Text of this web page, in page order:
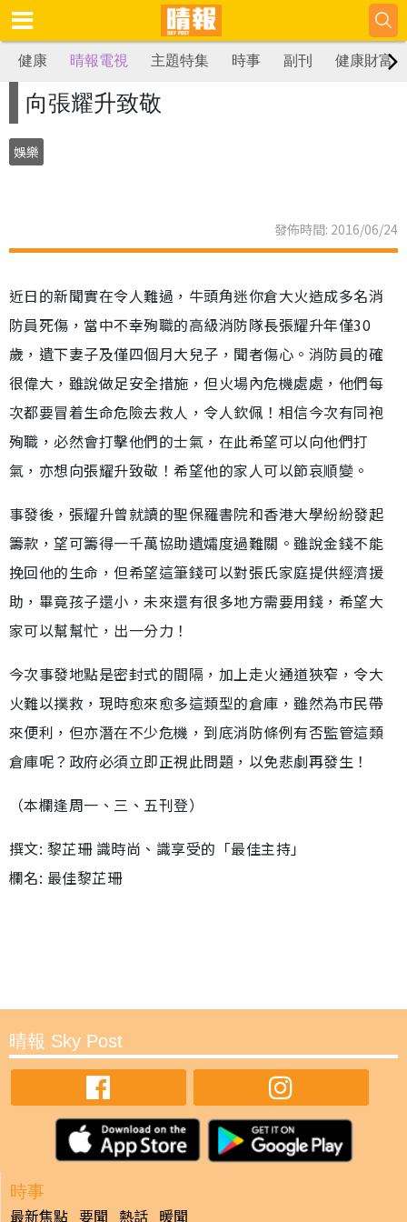
健康 晴報電視 主題特集 時事 副刊 健康財富
向張耀升致敬
娛樂
發佈時間: 2016/06/24
近日的新聞實在令人難過，牛頭角迷你倉大火造成多名消
防員死傷，當中不幸殉職的高級消防隊長張耀升年僅30
歲，遺下妻子及僅四個月大兒子，聞者傷心。消防員的確
很偉大，雖說做足安全措施，但火場內危機處處，他們每
次都要冒着生命危險去救人，令人欽佩！相信今次有同袍
殉職，必然會打擊他們的士氣，在此希望可以向他們打
氣，亦想向張耀升致敬！希望他的家人可以節哀順變。
事發後，張耀升曾就讀的聖保羅書院和香港大學紛紛發起
籌款，望可籌得一千萬協助遺孀度過難關。雖說金錢不能
挽回他的生命，但希望這筆錢可以對張氏家庭提供經濟援
助，畢竟孩子還小，未來還有很多地方需要用錢，希望大
家可以幫幫忙，出一分力！
今次事發地點是密封式的間隔，加上走火通道狹窄，令大
火難以撲救，現時愈來愈多這類型的倉庫，雖然為市民帶
來便利，但亦潛在不少危機，到底消防條例有否監管這類
倉庫呢？政府必須立即正視此問題，以免悲劇再發生！
（本欄逢周一、三、五刊登）
撰文: 黎芷珊 識時尚、識享受的「最佳主持」
欄名: 最佳黎芷珊
晴報 Sky Post
時事
最新焦點 要聞 熱話 暖聞